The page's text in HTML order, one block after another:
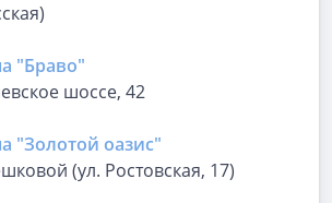
"Браво"
шоссе, 42
"Золотой оазис"
(ул. Ростовская, 17)